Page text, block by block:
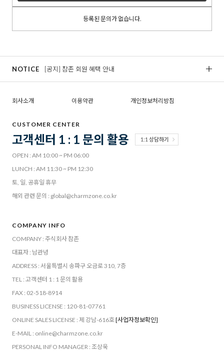
등록된 문의가 없습니다.
NOTICE [공지] 참존 회원 혜택 안내
회사소개 이용약관 개인정보처리방침
CUSTOMER CENTER
고객센터 1 : 1 문의 활용 1:1 상담하기
OPEN : AM 10:00 ~ PM 06:00
LUNCH : AM 11:30 ~ PM 12:30
토, 일, 공휴일 휴무
해외 관련 문의 : global@charmzone.co.kr
COMPANY INFO
COMPANY : 주식회사 참존
대표자 : 남관녕
ADDRESS : 서울특별시 송파구 오금로 310, 7층
TEL : 고객센터 1 : 1 문의 활용
FAX : 02-518-8914
BUSINESS LICENSE : 120-81-07761
ONLINE SALES LICENSE : 제 강남-616호[사업자정보확인]
E-MAIL : online@charmzone.co.kr
PERSONAL INFO MANAGER : 조상욱